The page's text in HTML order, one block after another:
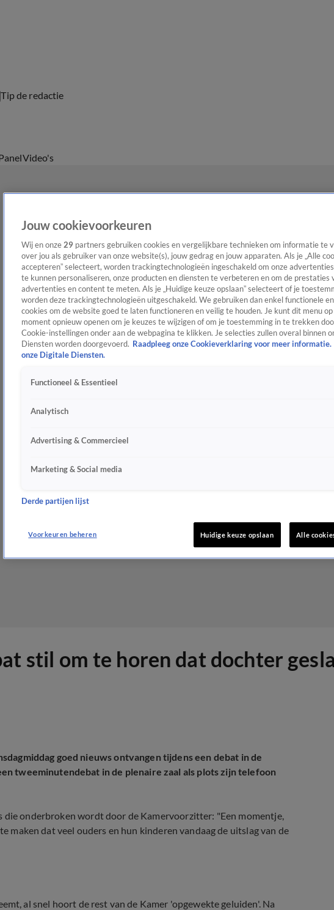
Tip de redactie
Video's
stil om te horen dat dochter
goed nieuws ontvangen tijdens een debat in de
tweeminutendebat in de plenaire zaal als plots zijn telefoon
die onderbroken wordt door de Kamervoorzitter: "Een momentje,
dat veel ouders en hun kinderen vandaag de uitslag van de
al snel hoort de rest van de Kamer 'opgewekte geluiden'. Na
Jouw cookievoorkeuren
Wij en onze 29 partners gebruiken cookies en vergelijkbare technieken om informatie te
over jou als gebruiker van onze website(s), jouw gedrag en jouw apparaten. Als je „Alle
accepteren” selecteert, worden trackingtechnologieën ingeschakeld om onze
te kunnen personaliseren, onze producten en diensten te verbeteren en om de prestaties
advertenties en content te meten. Als je „Huidige keuze opslaan” selecteert of je
worden deze trackingtechnologieën uitgeschakeld. We gebruiken dan enkel functionele
cookies om de website goed te laten functioneren en veilig te houden. Je kunt dit menu
moment opnieuw openen om je keuzes te wijzigen of om je toestemming in te trekken
Cookie-instellingen onder aan de webpagina te klikken. Je selecties zullen overal binnen
Diensten worden doorgevoerd. Raadpleeg onze Cookieverklaring voor meer informatie.
onze Digitale Diensten.
Functioneel & Essentieel
Analytisch
Advertising & Commercieel
Marketing & Social media
Derde partijen lijst
Voorkeuren beheren Huidige keuze opslaan Alle